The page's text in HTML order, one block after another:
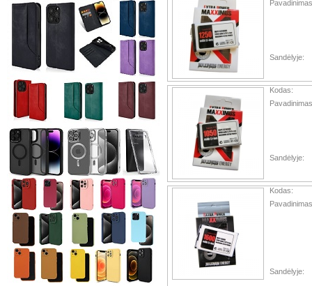
Sandėlyje:
Kodas:
Sandėlyje:
Kodas:
Sandėlyje: